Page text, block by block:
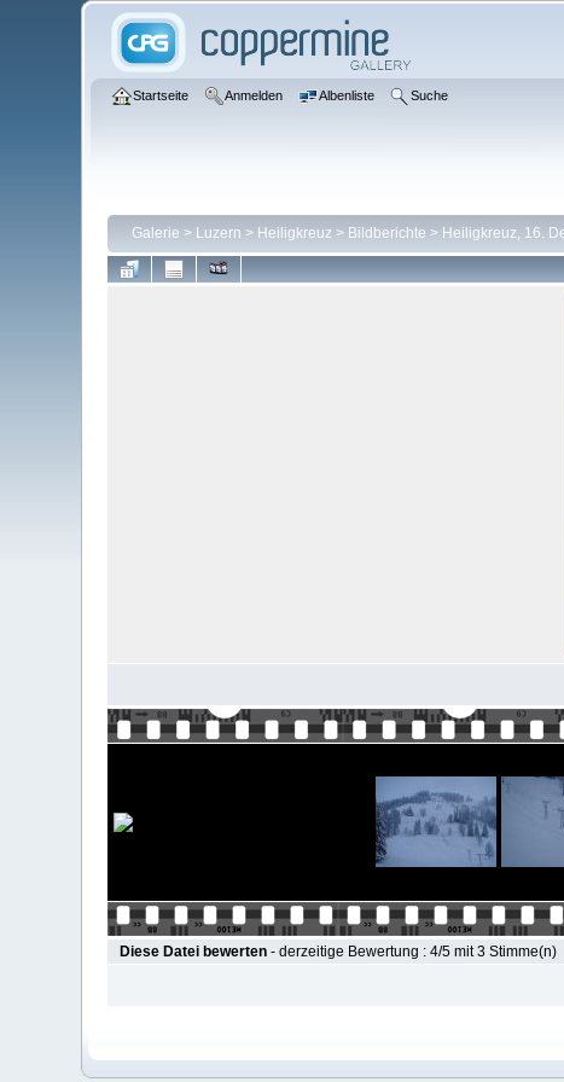
Startseite Anmelden Albenliste Suche
Galerie > Luzern > Heiligkreuz> Bildberichte > Heiligkreuz, 16.
Diese Datei bewerten- derzeitige Bewertung : 4/5 mit 3 Stimme(n)